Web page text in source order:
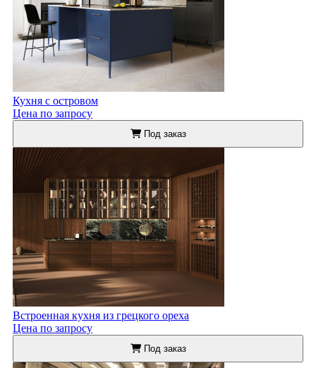
Кухня с островом
Цена по запросу
Под заказ
Встроенная кухня из грецкого ореха
Цена по запросу
Под заказ